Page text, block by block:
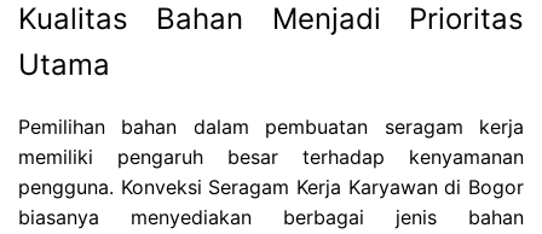
Kualitas Bahan Menjadi Prioritas
Utama
Pemilihan bahan dalam pembuatan seragam kerja
memiliki pengaruh besar terhadap kenyamanan
pengguna. Konveksi Seragam Kerja Karyawan di Bogor
biasanya menyediakan berbagai jenis bahan